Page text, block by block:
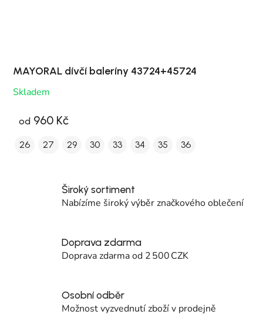
MAYORAL dívčí baleríny 43724+45724
Skladem
od 960 Kč
26 27 29 30 33 34 35 36
Široký sortiment
Nabízíme široký výběr značkového oblečení
Doprava zdarma
Doprava zdarma od 2 500 CZK
Osobní odběr
Možnost vyzvednutí zboží v prodejně